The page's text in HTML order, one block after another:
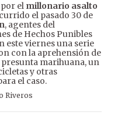
el millonario asalto
el pasado 30 de
, agentes del
de Hechos Punibles
este viernes una serie
con la aprehensión de
marihuana, un
y otras
el caso.
Riveros